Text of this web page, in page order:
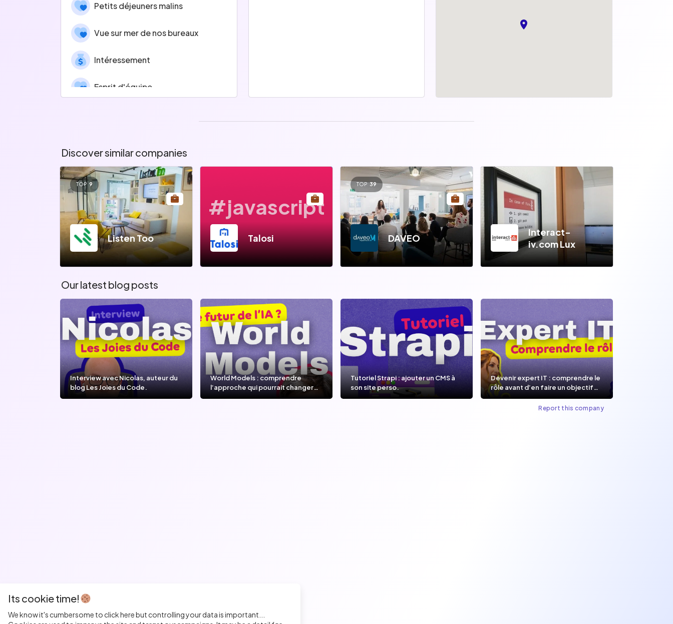
Petits déjeuners malins
Vue sur mer de nos bureaux
Intéressement
Esprit d'équipe
Discover similar companies
TOP 9
Listen Too
#javascript
Talosi
TOP 39
DAVEO
Interact-
iv.com Lux
Our latest blog posts
Interview avec Nicolas, auteur du
blog Les Joies du Code.
World Models : comprendre
l’approche qui pourrait changer
Tutoriel Strapi : ajouter un CMS à
son site perso.
Devenir expert IT : comprendre le
rôle avant d’en faire un objectif
de carrière.
Report this company
Its cookie time!
We know it's cumbersome to click here but controlling your data is important...